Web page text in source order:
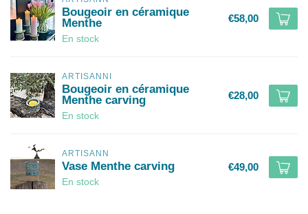
Bougeoir en céramique
Menthe
En stock
€58,00
ARTISANNI
Bougeoir en céramique
Menthe carving
En stock
€28,00
ARTISANN
Vase Menthe carving
En stock
€49,00